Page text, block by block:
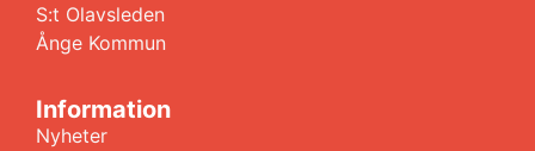
S:t Olavsleden
Ånge Kommun
Information
Nyheter